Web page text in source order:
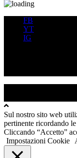
FB
YT
IG
Sul nostro sito web
pertinente ricordando
Cliccando “Accetto”
Impostazioni Cookie